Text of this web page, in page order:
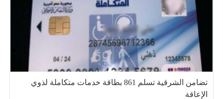
تضامن الشرقية تسلم 861 بطاقة خدمات متكاملة لذوي
الإعاقة